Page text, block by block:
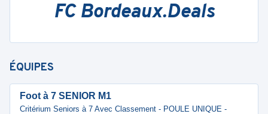
FC Bordeaux.Deals
ÉQUIPES
Foot à 7 SENIOR M1
Critérium Seniors à 7 Avec Classement - POULE UNIQUE -